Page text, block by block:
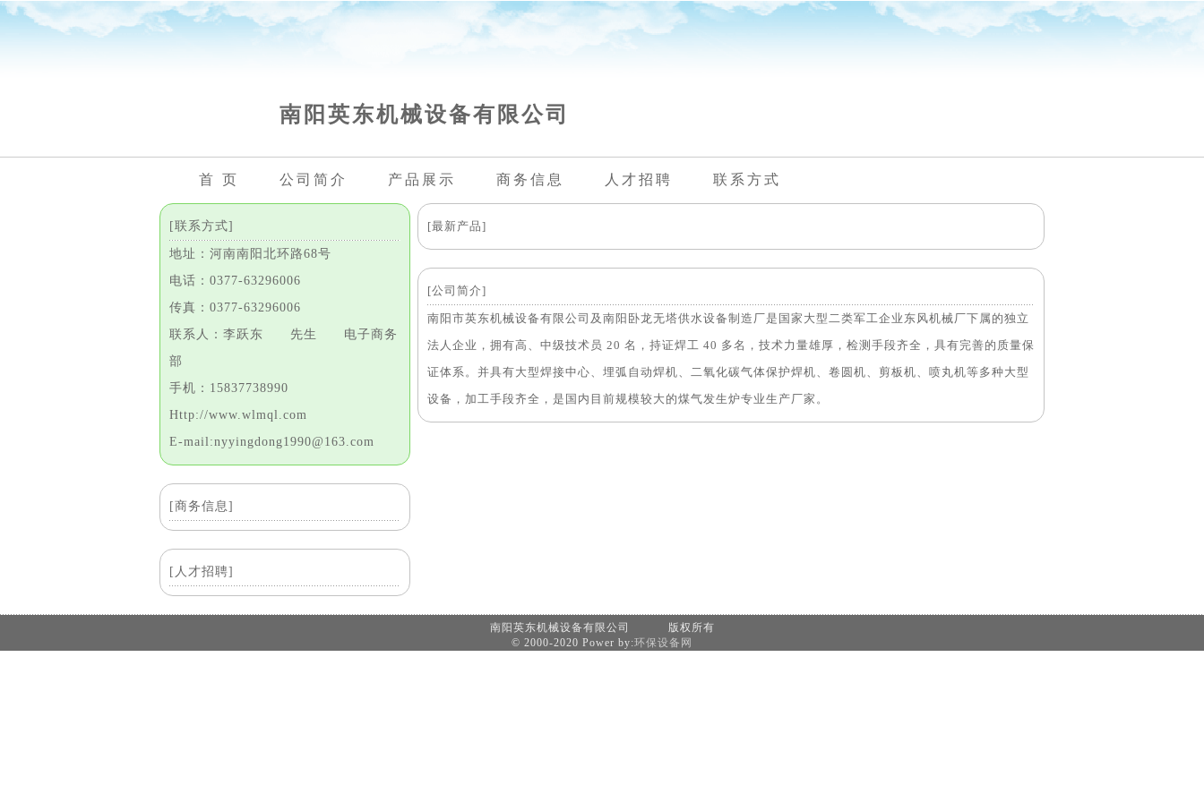
南阳英东机械设备有限公司
首 页 公司简介 产品展示 商务信息 人才招聘 联系方式
[联系方式]
地址：河南南阳北环路68号
电话：0377-63296006
传真：0377-63296006
联系人：李跃东 先生 电子商务
部
手机：15837738990
Http://www.wlmql.com
E-mail:nyyingdong1990@163.com
[商务信息]
[人才招聘]
[最新产品]
[公司简介]
南阳市英东机械设备有限公司及南阳卧龙无塔供水设备制造厂是国家大型二类军工企业东风机械厂下属的独立
法人企业，拥有高、中级技术员 20 名，持证焊工 40 多名，技术力量雄厚，检测手段齐全，具有完善的质量保
证体系。并具有大型焊接中心、埋弧自动焊机、二氧化碳气体保护焊机、卷圆机、剪板机、喷丸机等多种大型
设备，加工手段齐全，是国内目前规模较大的煤气发生炉专业生产厂家。
南阳英东机械设备有限公司 版权所有
© 2000-2020 Power by:环保设备网